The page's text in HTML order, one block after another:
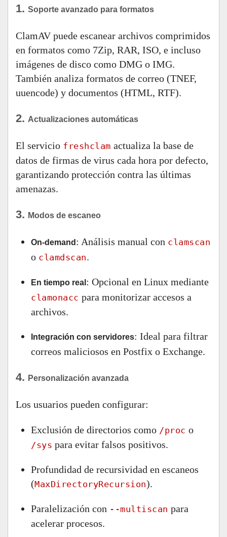
1. Soporte avanzado para formatos
ClamAV puede escanear archivos comprimidos
en formatos como 7Zip, RAR, ISO, e incluso
imágenes de disco como DMG o IMG.
También analiza formatos de correo (TNEF,
uuencode) y documentos (HTML, RTF).
2. Actualizaciones automáticas
El servicio freshclam actualiza la base de
datos de firmas de virus cada hora por defecto,
garantizando protección contra las últimas
amenazas.
3. Modos de escaneo
On-demand : Análisis manual con clamscan
o clamdscan.
En tiempo real : Opcional en Linux mediante
clamonacc para monitorizar accesos a
archivos.
Integración con servidores: Ideal para filtrar
correos maliciosos en Postfix o Exchange.
4. Personalización avanzada
Los usuarios pueden configurar:
Exclusión de directorios como /proc o
/sys para evitar falsos positivos.
Profundidad de recursividad en escaneos
(MaxDirectoryRecursion).
Paralelización con --multiscan para
acelerar procesos.